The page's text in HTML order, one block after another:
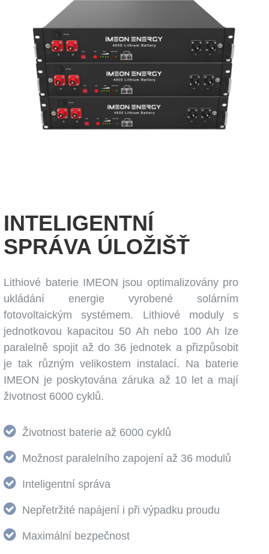
INTELIGENTNÍ
SPRÁVA ÚLOŽIŠŤ
Lithiové baterie IMEON jsou optimalizovány pro
ukládání energie vyrobené solárním
fotovoltaickým systémem. Lithiové moduly s
jednotkovou kapacitou 50 Ah nebo 100 Ah lze
paralelně spojit až do 36 jednotek a přizpůsobit
je tak různým velikostem instalací. Na baterie
IMEON je poskytována záruka až 10 let a mají
životnost 6000 cyklů.
Životnost baterie až 6000 cyklů
Možnost paralelního zapojení až 36 modulů
Inteligentní správa
Nepřetržité napájení i při výpadku proudu
Maximální bezpečnost